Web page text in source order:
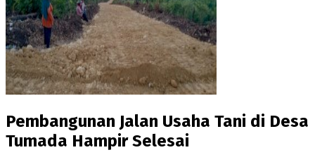
Pembangunan Jalan Usaha Tani di Desa
Tumada Hampir Selesai